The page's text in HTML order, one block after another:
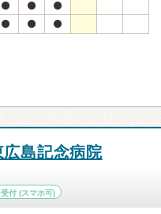
島記念病院
付 (スマホ可)